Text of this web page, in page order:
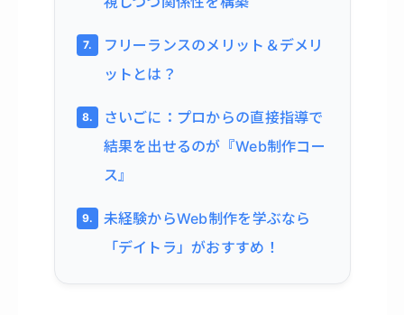
フリーランスのメリット＆デメリ
ットとは？
さいごに：プロからの直接指導で
結果を出せるのが『Web制作コー
ス』
未経験からWeb制作を学ぶなら
「デイトラ」がおすすめ！